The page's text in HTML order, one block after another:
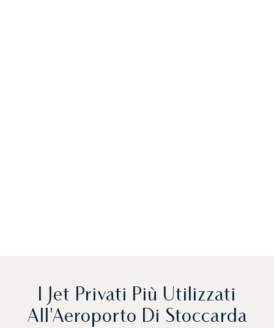
I Jet Privati Più Utilizzati
All'Aeroporto Di Stoccarda